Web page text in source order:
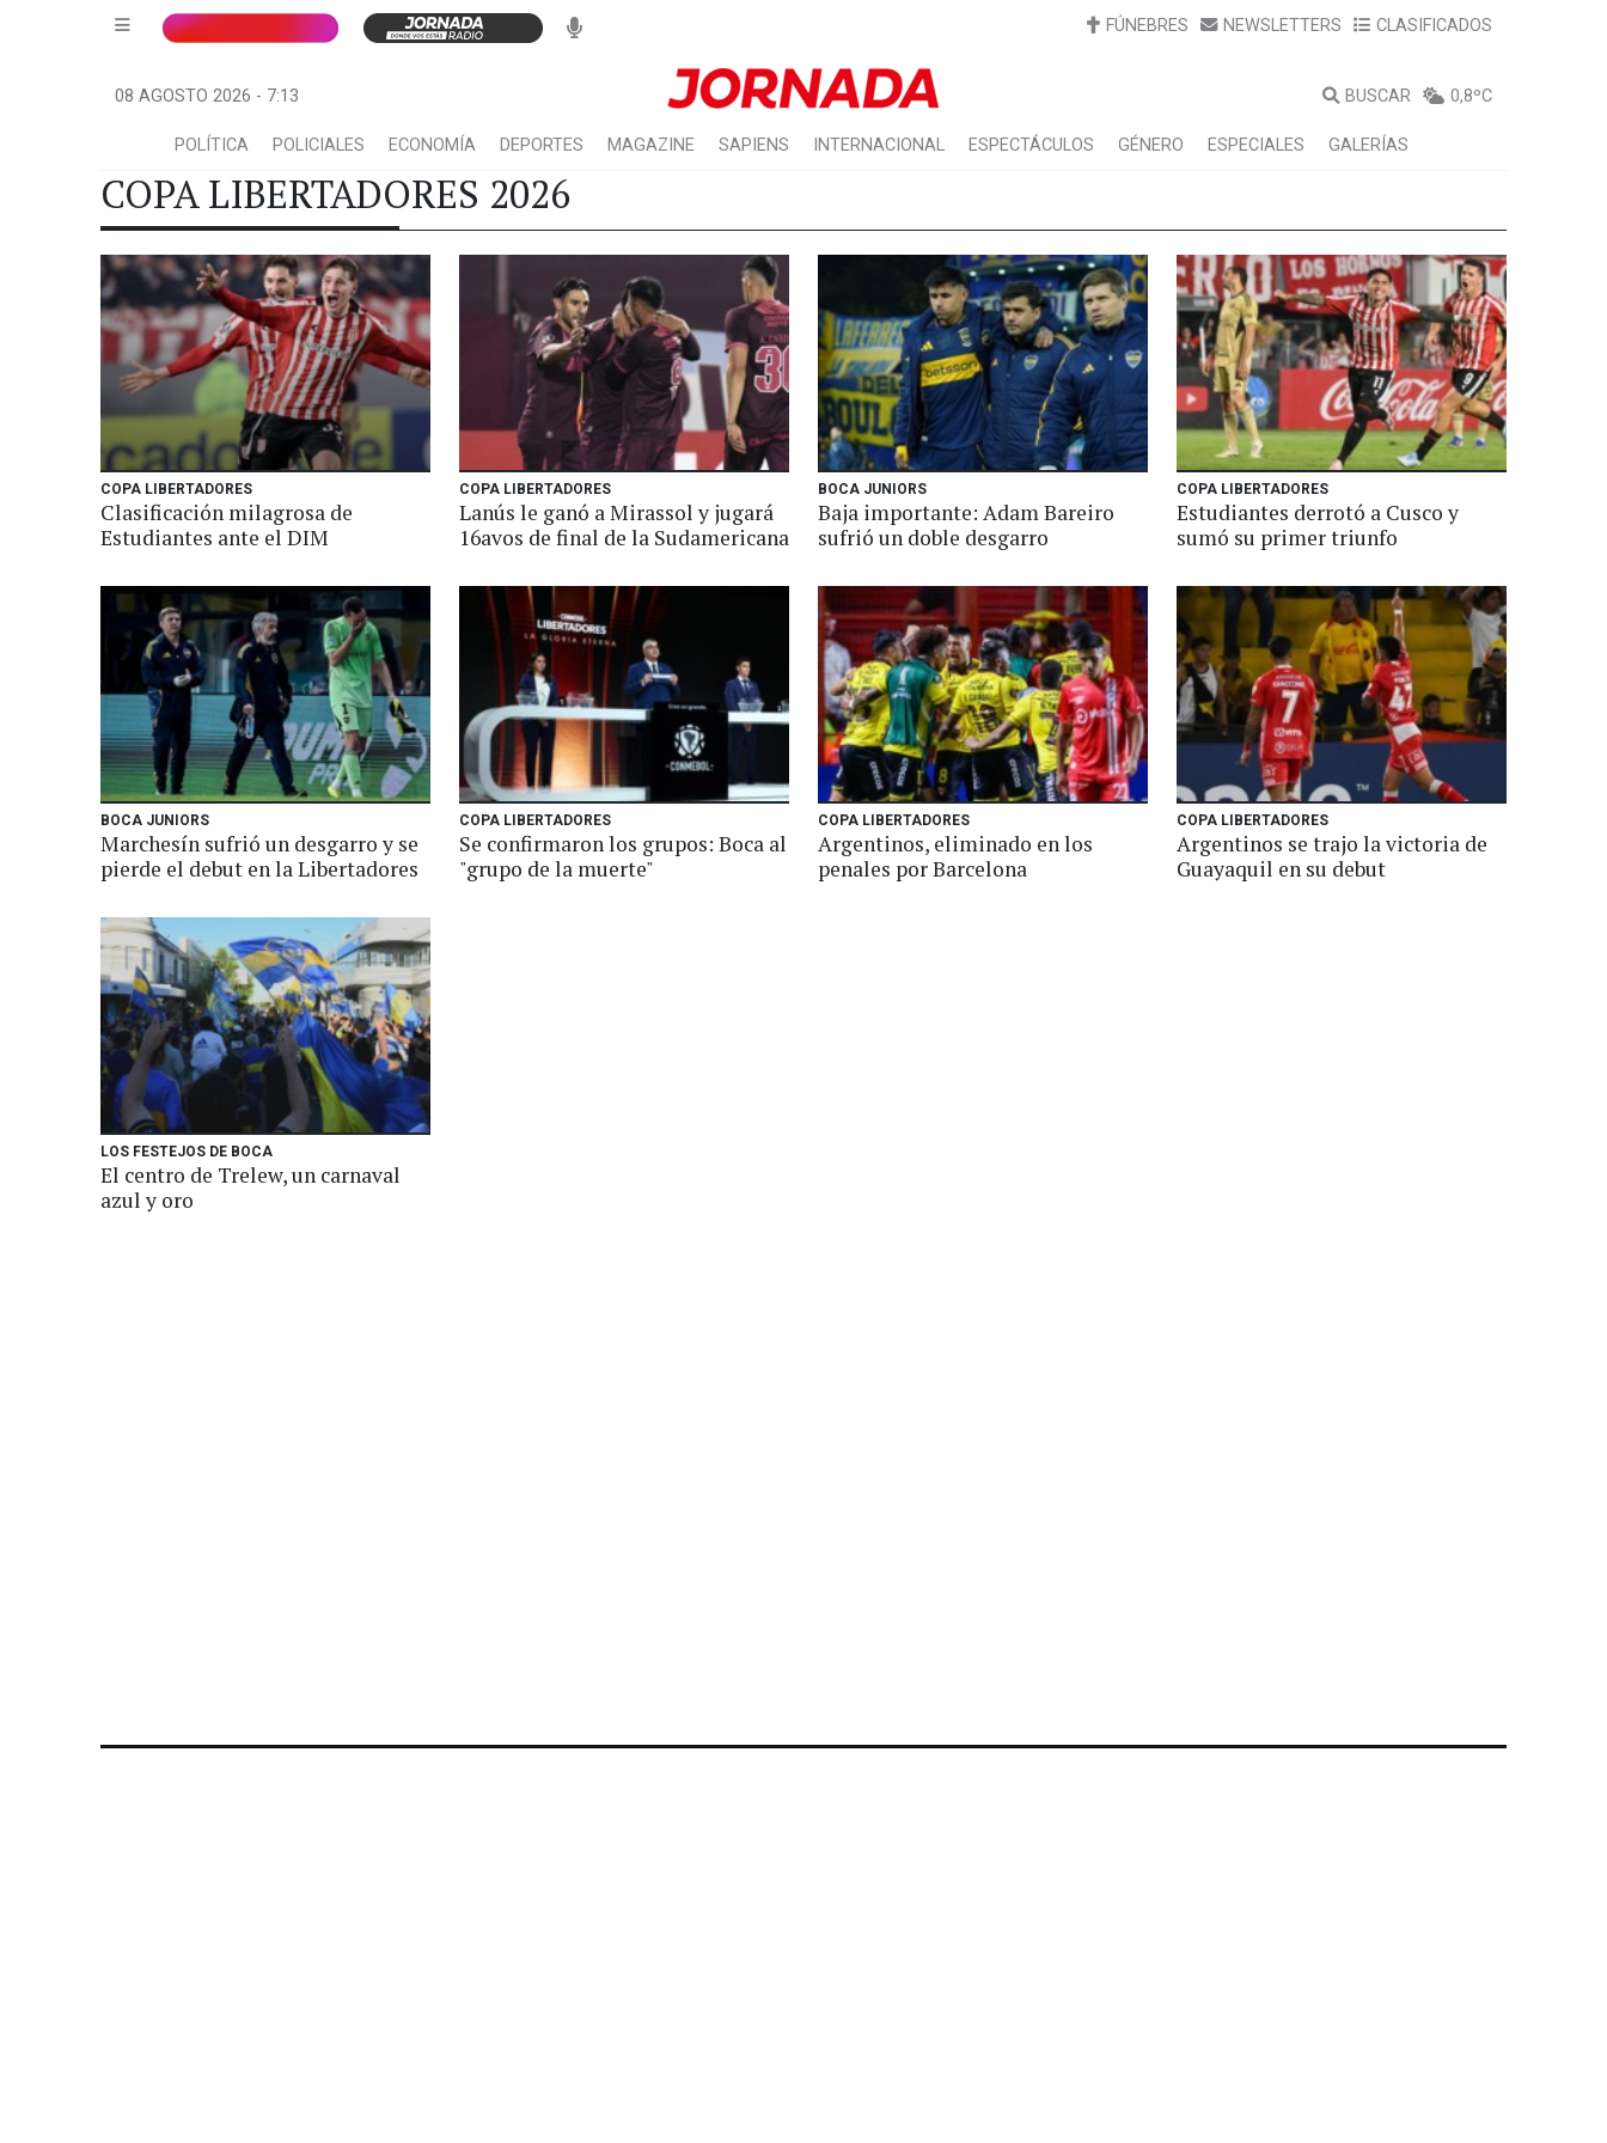
FÚNEBRES NEWSLETTERS CLASIFICADOS
08 AGOSTO 2026 - 7:13 BUSCAR 0,8ºC
POLÍTICA POLICIALES ECONOMÍA DEPORTES MAGAZINE SAPIENS INTERNACIONAL ESPECTÁCULOS GÉNERO ESPECIALES GALERÍAS
COPA LIBERTADORES 2026
COPA LIBERTADORES
Clasificación milagrosa de
Estudiantes ante el DIM
COPA LIBERTADORES
Lanús le ganó a Mirassol y jugará
16avos de final de la Sudamericana
BOCA JUNIORS
Baja importante: Adam Bareiro
sufrió un doble desgarro
COPA LIBERTADORES
Estudiantes derrotó a Cusco y
sumó su primer triunfo
BOCA JUNIORS
Marchesín sufrió un desgarro y se
pierde el debut en la Libertadores
COPA LIBERTADORES
Se confirmaron los grupos: Boca al
"grupo de la muerte"
COPA LIBERTADORES
Argentinos, eliminado en los
penales por Barcelona
COPA LIBERTADORES
Argentinos se trajo la victoria de
Guayaquil en su debut
LOS FESTEJOS DE BOCA
El centro de Trelew, un carnaval
azul y oro